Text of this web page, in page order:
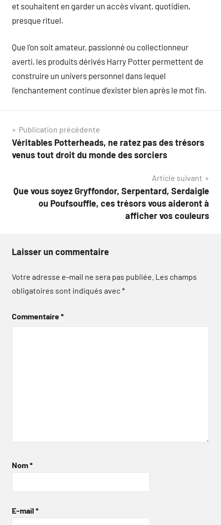
et souhaitent en garder un accès vivant, quotidien,
presque rituel.
Que l’on soit amateur, passionné ou collectionneur
averti, les produits dérivés Harry Potter permettent de
construire un univers personnel dans lequel
l’enchantement continue d’exister bien après le mot fin.
Navigation
de
Publication précédente
Véritables Potterheads, ne ratez pas des trésors
venus tout droit du monde des sorciers
Article suivant
Que vous soyez Gryffondor, Serpentard, Serdaigle
ou Poufsouffle, ces trésors vous aideront à
afficher vos couleurs
Laisser un commentaire
Votre adresse e-mail ne sera pas publiée. Les champs
obligatoires sont indiqués avec*
Commentaire*
Nom*
E-mail *